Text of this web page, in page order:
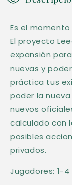
t
e
n
i
d
o
d
e
s
p
Es el
El proyecto
expansión
nuevas y
práctica tus
poder la
nuevos
calculado con
posibles
privados.
Jugadores: 1-4